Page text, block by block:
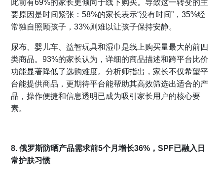
此前有69%的家长更倾向于线下购买。导致这一转变的主
要原因是时间紧张：58%的家长表示“没有时间”，35%经
常独自照顾孩子，33%则难以让孩子保持安静。
尿布、婴儿车、益智玩具和湿巾是线上购买量最大的前四
类商品。93%的家长认为，详细的商品描述和跨平台比价
功能显著降低了选购难度。分析师指出，家长不仅希望平
台能提供商品，更期待平台能帮助其高效筛选出适合的产
品，操作便捷和信息透明已成为吸引家长用户的核心要
素。
8. 俄罗斯防晒产品需求前5个月增长36%，SPF已融入日
常护肤习惯